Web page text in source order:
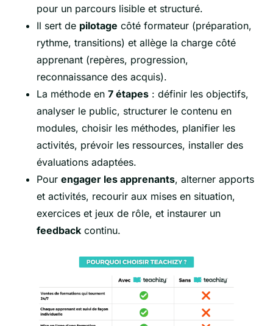
pour un parcours lisible et structuré.
Il sert de pilotage côté formateur (préparation,
rythme, transitions) et allège la charge côté
apprenant (repères, progression,
reconnaissance des acquis).
La méthode en 7 étapes : définir les objectifs,
analyser le public, structurer le contenu en
modules, choisir les méthodes, planifier les
activités, prévoir les ressources, installer des
évaluations adaptées.
Pour engager les apprenants, alterner apports
et activités, recourir aux mises en situation,
exercices et jeux de rôle, et instaurer un
feedback continu.